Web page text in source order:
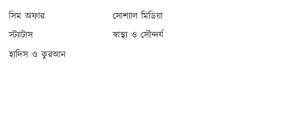
সিম অফার
সোশ্যাল মিডিয়া
স্ট্যাটাস
স্বাস্থ্য ও সৌন্দর্য
হাদিস ও কুরআন